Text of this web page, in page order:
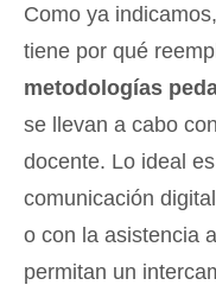
Como ya
tiene por qué
metodologías
se llevan a cabo
docente. Lo ideal
comunicación
o con la asistencia
permitan un